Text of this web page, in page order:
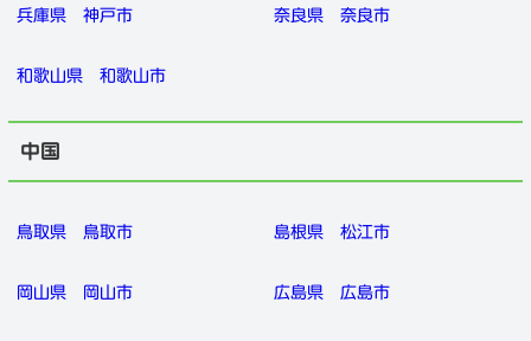
兵庫県 神戸市 奈良県 奈良市
和歌山県 和歌山市
中国
鳥取県 鳥取市 島根県 松江市
岡山県 岡山市 広島県 広島市